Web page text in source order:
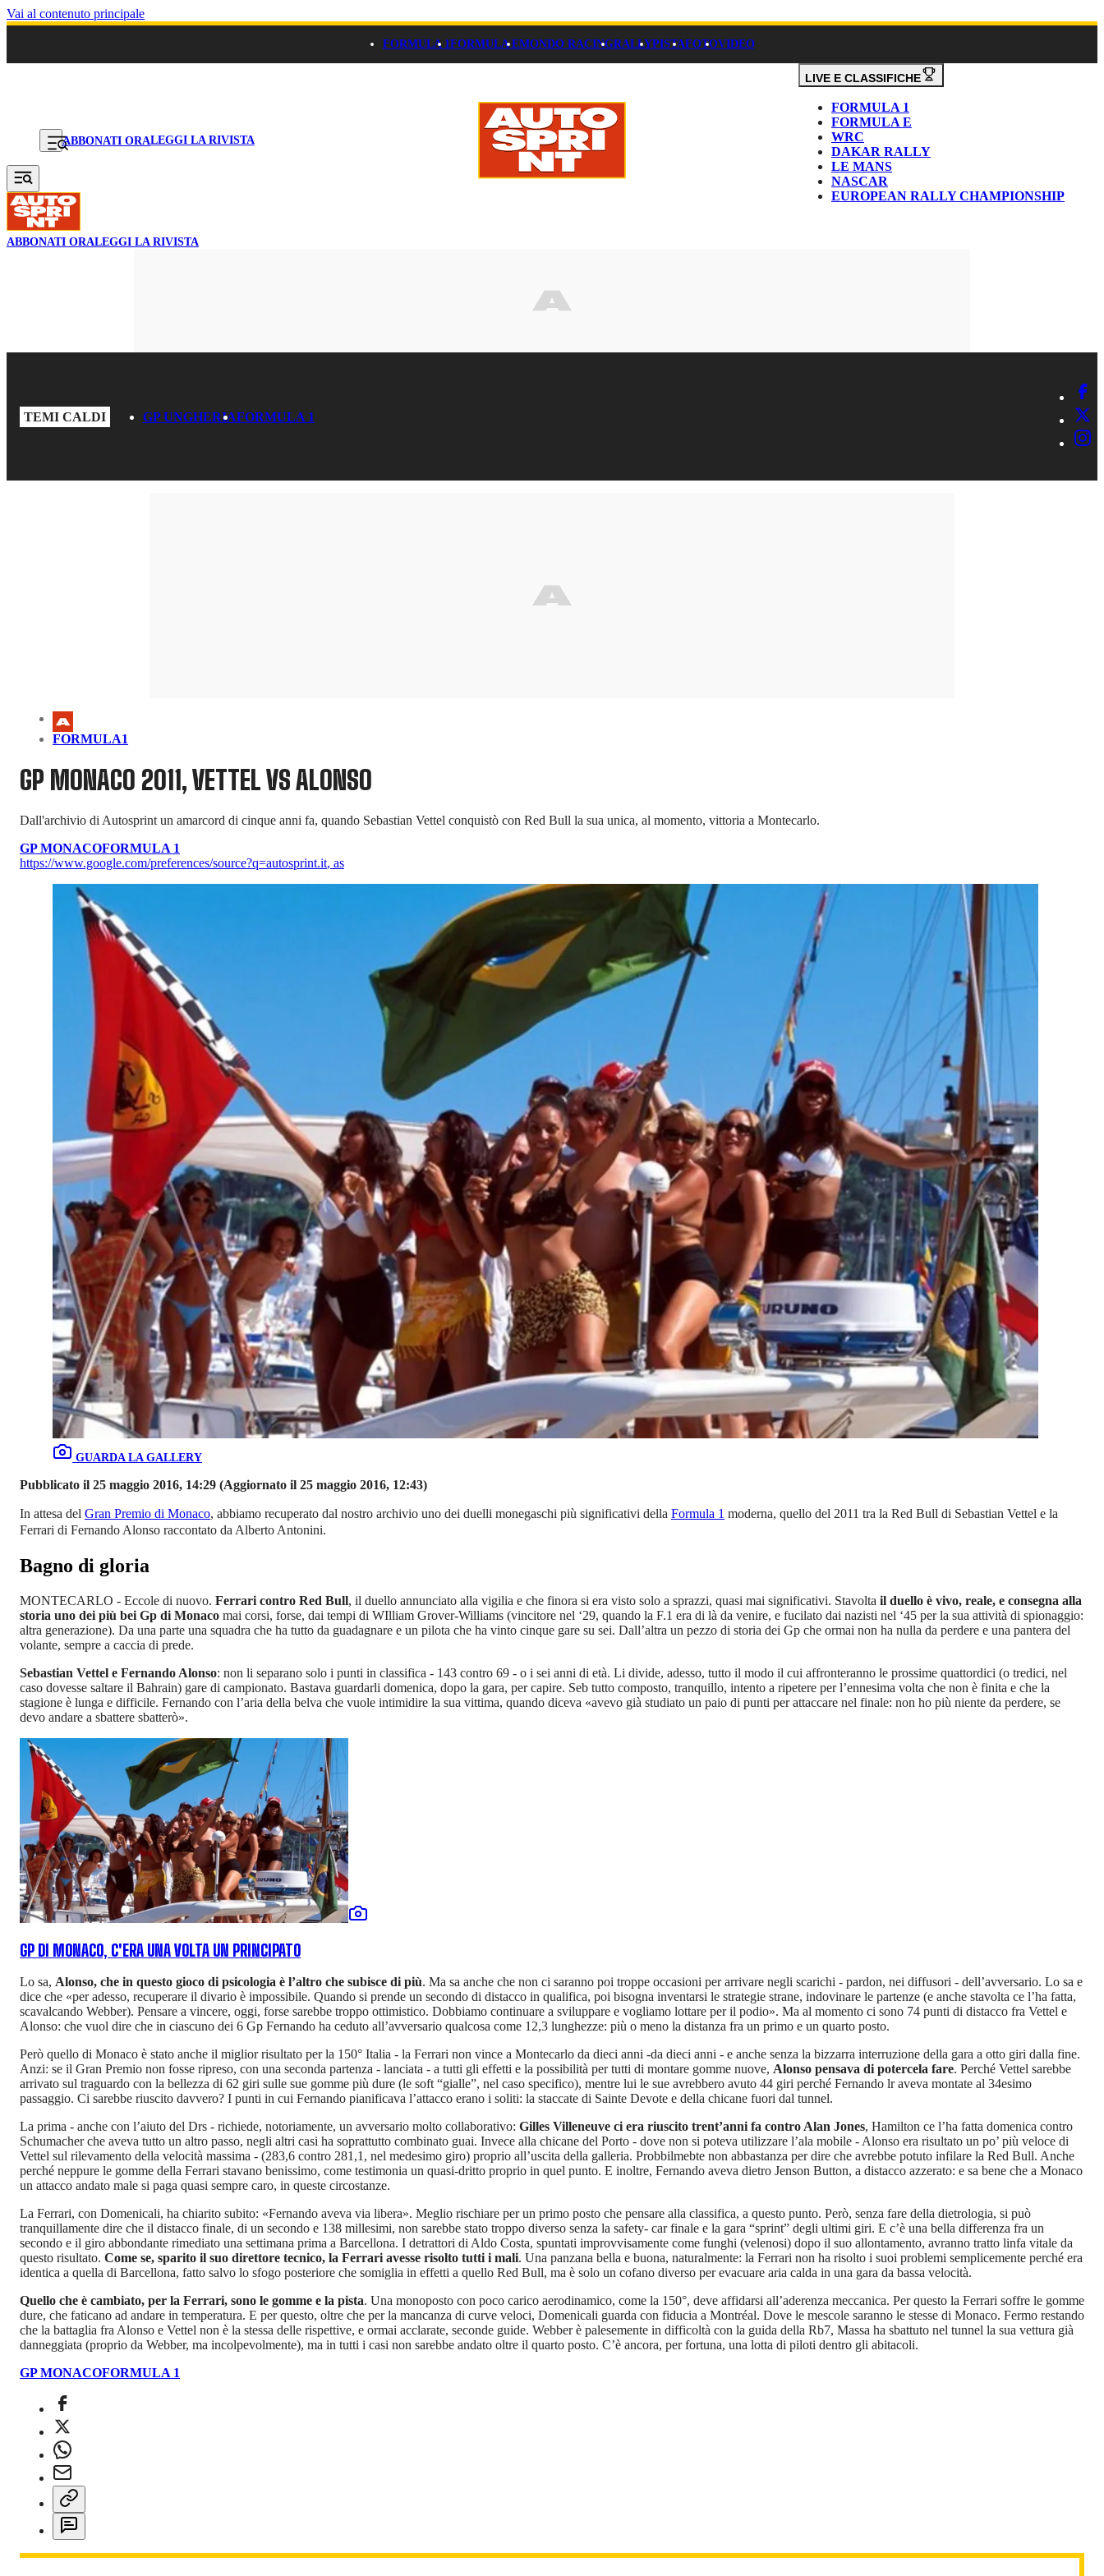
Vai al contenuto principale
FORMULA 1FORMULA EMONDO RACINGRALLYPISTAFOTOVIDEO
ABBONATI ORALEGGI LA RIVISTA
LIVE E CLASSIFICHE
FORMULA 1
FORMULA E
WRC
DAKAR RALLY
LE MANS
NASCAR
EUROPEAN RALLY CHAMPIONSHIP
ABBONATI ORALEGGI LA RIVISTA
TEMI CALDI GP UNGHERIAFORMULA 1
FORMULA1
GP MONACO 2011, VETTEL VS ALONSO
Dall'archivio di Autosprint un amarcord di cinque anni fa, quando Sebastian Vettel conquistò con Red Bull la sua unica, al momento, vittoria a Montecarlo.
GP MONACOFORMULA 1
https://www.google.com/preferences/source?q=autosprint.it, as
GUARDA LA GALLERY
Pubblicato il 25 maggio 2016, 14:29 (Aggiornato il 25 maggio 2016, 12:43)
In attesa del Gran Premio di Monaco, abbiamo recuperato dal nostro archivio uno dei duelli monegaschi più significativi della Formula 1 moderna, quello del 2011 tra la Red Bull di Sebastian Vettel e la
Ferrari di Fernando Alonso raccontato da Alberto Antonini.
Bagno di gloria
MONTECARLO - Eccole di nuovo. Ferrari contro Red Bull, il duello annunciato alla vigilia e che finora si era visto solo a sprazzi, quasi mai significativi. Stavolta il duello è vivo, reale, e consegna alla
storia uno dei più bei Gp di Monaco mai corsi, forse, dai tempi di WIlliam Grover-Williams (vincitore nel ‘29, quando la F.1 era di là da venire, e fucilato dai nazisti nel ‘45 per la sua attività di spionaggio:
altra generazione). Da una parte una squadra che ha tutto da guadagnare e un pilota che ha vinto cinque gare su sei. Dall’altra un pezzo di storia dei Gp che ormai non ha nulla da perdere e una pantera del
volante, sempre a caccia di prede.
Sebastian Vettel e Fernando Alonso: non li separano solo i punti in classifica - 143 contro 69 - o i sei anni di età. Li divide, adesso, tutto il modo il cui affronteranno le prossime quattordici (o tredici, nel
caso dovesse saltare il Bahrain) gare di campionato. Bastava guardarli domenica, dopo la gara, per capire. Seb tutto composto, tranquillo, intento a ripetere per l’ennesima volta che non è finita e che la
stagione è lunga e difficile. Fernando con l’aria della belva che vuole intimidire la sua vittima, quando diceva «avevo già studiato un paio di punti per attaccare nel finale: non ho più niente da perdere, se
devo andare a sbattere sbatterò».
GP DI MONACO, C'ERA UNA VOLTA UN PRINCIPATO
Lo sa, Alonso, che in questo gioco di psicologia è l’altro che subisce di più. Ma sa anche che non ci saranno poi troppe occasioni per arrivare negli scarichi - pardon, nei diffusori - dell’avversario. Lo sa e
dice che «per adesso, recuperare il divario è impossibile. Quando si prende un secondo di distacco in qualifica, poi bisogna inventarsi le strategie strane, indovinare le partenze (e anche stavolta ce l’ha fatta,
scavalcando Webber). Pensare a vincere, oggi, forse sarebbe troppo ottimistico. Dobbiamo continuare a sviluppare e vogliamo lottare per il podio». Ma al momento ci sono 74 punti di distacco fra Vettel e
Alonso: che vuol dire che in ciascuno dei 6 Gp Fernando ha ceduto all’avversario qualcosa come 12,3 lunghezze: più o meno la distanza fra un primo e un quarto posto.
Però quello di Monaco è stato anche il miglior risultato per la 150° Italia - la Ferrari non vince a Montecarlo da dieci anni -da dieci anni - e anche senza la bizzarra interruzione della gara a otto giri dalla fine.
Anzi: se il Gran Premio non fosse ripreso, con una seconda partenza - lanciata - a tutti gli effetti e la possibilità per tutti di montare gomme nuove, Alonso pensava di potercela fare. Perché Vettel sarebbe
arrivato sul traguardo con la bellezza di 62 giri sulle sue gomme più dure (le soft “gialle”, nel caso specifico), mentre lui le sue avrebbero avuto 44 giri perché Fernando lr aveva montate al 34esimo
passaggio. Ci sarebbe riuscito davvero? I punti in cui Fernando pianificava l’attacco erano i soliti: la staccate di Sainte Devote e della chicane fuori dal tunnel.
La prima - anche con l’aiuto del Drs - richiede, notoriamente, un avversario molto collaborativo: Gilles Villeneuve ci era riuscito trent’anni fa contro Alan Jones, Hamilton ce l’ha fatta domenica contro
Schumacher che aveva tutto un altro passo, negli altri casi ha soprattutto combinato guai. Invece alla chicane del Porto - dove non si poteva utilizzare l’ala mobile - Alonso era risultato un po’ più veloce di
Vettel sul rilevamento della velocità massima - (283,6 contro 281,1, nel medesimo giro) proprio all’uscita della galleria. Probbilmebte non abbastanza per dire che avrebbe potuto infilare la Red Bull. Anche
perché neppure le gomme della Ferrari stavano benissimo, come testimonia un quasi-dritto proprio in quel punto. E inoltre, Fernando aveva dietro Jenson Button, a distacco azzerato: e sa bene che a Monaco
un attacco andato male si paga quasi sempre caro, in queste circostanze.
La Ferrari, con Domenicali, ha chiarito subito: «Fernando aveva via libera». Meglio rischiare per un primo posto che pensare alla classifica, a questo punto. Però, senza fare della dietrologia, si può
tranquillamente dire che il distacco finale, di un secondo e 138 millesimi, non sarebbe stato troppo diverso senza la safety- car finale e la gara “sprint” degli ultimi giri. E c’è una bella differenza fra un
secondo e il giro abbondante rimediato una settimana prima a Barcellona. I detrattori di Aldo Costa, spuntati improvvisamente come funghi (velenosi) dopo il suo allontamento, avranno tratto linfa vitale da
questo risultato. Come se, sparito il suo direttore tecnico, la Ferrari avesse risolto tutti i mali. Una panzana bella e buona, naturalmente: la Ferrari non ha risolto i suoi problemi semplicemente perché era
identica a quella di Barcellona, fatto salvo lo sfogo posteriore che somiglia in effetti a quello Red Bull, ma è solo un cofano diverso per evacuare aria calda in una gara da bassa velocità.
Quello che è cambiato, per la Ferrari, sono le gomme e la pista. Una monoposto con poco carico aerodinamico, come la 150°, deve affidarsi all’aderenza meccanica. Per questo la Ferrari soffre le gomme
dure, che faticano ad andare in temperatura. E per questo, oltre che per la mancanza di curve veloci, Domenicali guarda con fiducia a Montréal. Dove le mescole saranno le stesse di Monaco. Fermo restando
che la battaglia fra Alonso e Vettel non è la stessa delle rispettive, e ormai acclarate, seconde guide. Webber è palesemente in difficoltà con la guida della Rb7, Massa ha sbattuto nel tunnel la sua vettura già
danneggiata (proprio da Webber, ma incolpevolmente), ma in tutti i casi non sarebbe andato oltre il quarto posto. C’è ancora, per fortuna, una lotta di piloti dentro gli abitacoli.
GP MONACOFORMULA 1